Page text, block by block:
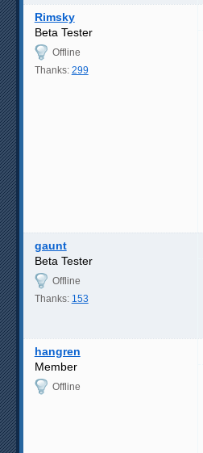
Rimsky
Beta Tester
Offline
Thanks: 299
gaunt
Beta Tester
Offline
Thanks: 153
hangren
Member
Offline